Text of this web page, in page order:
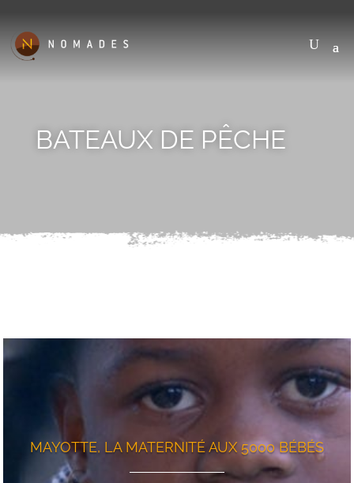
BATEAUX DE PÊCHE
MAYOTTE, LA MATERNITÉ AUX 5000 BÉBÉS